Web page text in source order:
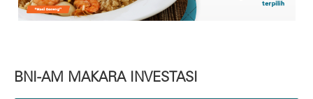
BNI-AM MAKARA INVESTASI